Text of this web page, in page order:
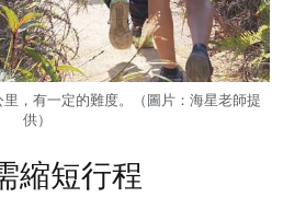
，有一定的難度。（圖片：海星老師提
供）
縮短行程